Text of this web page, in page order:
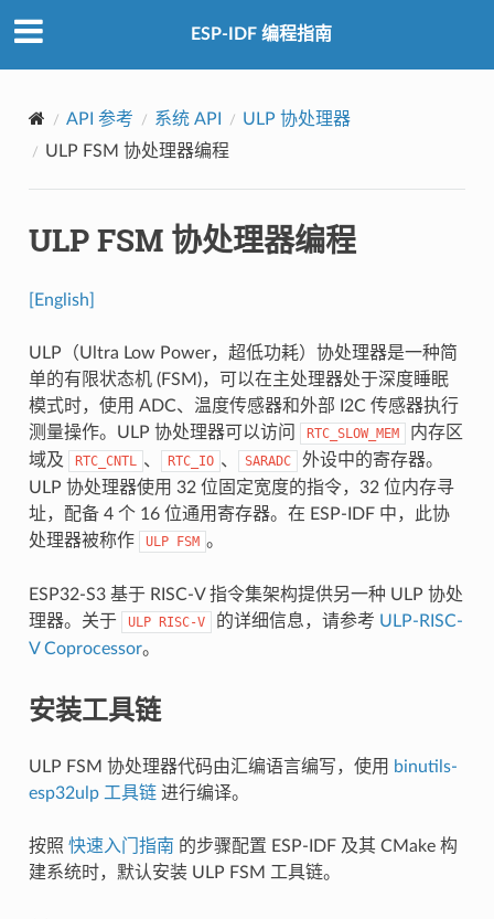
ESP-IDF 编程指南
API 参考 系统 API
ULP 协处理器
ULP FSM 协处理器编程
ULP FSM 协处理器编程
[English]
ULP（Ultra Low Power，超低功耗）协处理器是一种简
单的有限状态机 (FSM)，可以在主处理器处于深度睡眠
模式时，使用 ADC、温度传感器和外部 I2C 传感器执行
测量操作。ULP 协处理器可以访问
RTC_SLOW_MEM
内存区
域及
RTC_CNTL 、 RTC_IO 、 SARADC
外设中的寄存器。
ULP 协处理器使用 32 位固定宽度的指令，32 位内存寻
址，配备 4 个 16 位通用寄存器。在 ESP-IDF 中，此协
处理器被称作
ULP FSM 。
ESP32-S3 基于 RISC-V 指令集架构提供另一种 ULP 协处
理器。关于
ULP RISC-V 的详细信息，请参考 ULP-RISC-
V Coprocessor。
安装工具链
ULP FSM 协处理器代码由汇编语言编写，使用 binutils-
esp32ulp 工具链进行编译。
按照 快速入门指南 的步骤配置 ESP-IDF 及其 CMake 构
建系统时，默认安装 ULP FSM 工具链。